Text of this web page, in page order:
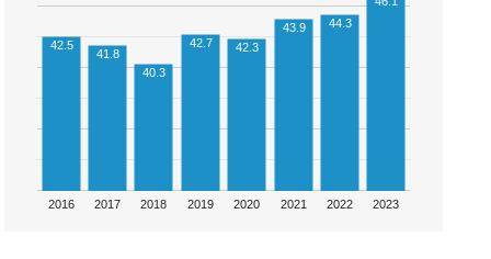
2016 2017 2018 2019 2020 2021 2022 2023
42.5
41.8
40.3
42.7 42.3
43.9 44.3